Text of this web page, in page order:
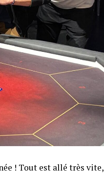
! Tout est allé très vite,